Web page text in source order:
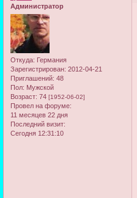
Администратор
Откуда: Германия
Зарегистрирован: 2012-04-21
Приглашений: 48
Пол: Мужской
Возраст: 74 [1952-06-02]
Провел на форуме:
11 месяцев 22 дня
Последний визит:
Сегодня 12:31:10